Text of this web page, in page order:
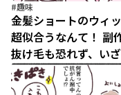
#趣味
金髪ショートのウィ
超似合うなんて！ 副
抜け毛も恐れず、い
の抗がん剤治療へ